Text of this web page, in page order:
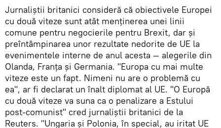
Jurnaliștii britanici consideră că obiectivele Europei
cu două viteze sunt atât menținerea unei linii
comune pentru negocierile pentru Brexit, dar și
preîntâmpinarea unor rezultate nedorite de UE la
evenimentele interne de anul acesta — alegerile din
Olanda, Franța și Germania. "Europa cu mai multe
viteze este un fapt. Nimeni nu are o problemă cu
ea", ar fi declarat un înalt diplomat al UE. "O Europă
cu două viteze va suna ca o penalizare a Estului
post-comunist" cred jurnaliștii britanici de la
Reuters. "Ungaria și Polonia, în special, au iritat UE